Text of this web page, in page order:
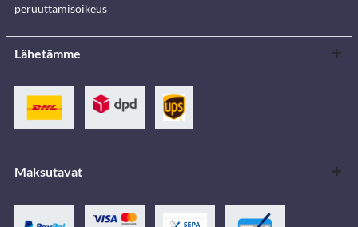
peruuttamisoikeus
Lähetämme
Maksutavat